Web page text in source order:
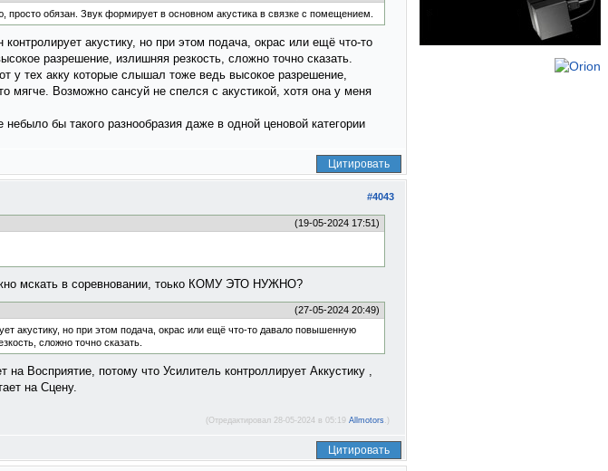
обязан. Звук формирует в основном акустика в связке с помещением.
акустику, но при этом подача, окрас или ещё что-то
разрешение, излишняя резкость, сложно точно сказать.
у тех акку которые слышал тоже ведь высокое разрешение,
Возможно сансуй не спелся с акустикой, хотя она у меня
бы такого разнообразия даже в одной ценовой категории
Цитировать
#4043
(19-05-2024 17:51)
мскать в соревновании, тоько КОМУ ЭТО НУЖНО?
(27-05-2024 20:49)
акустику, но при этом подача, окрас или ещё что-то давало повышенную
сложно точно сказать.
Восприятие, потому что Усилитель контроллирует Аккустику ,
на Сцену.
(Отредактировал 28-05-2024 в 05:19 Allmotors.)
Цитировать